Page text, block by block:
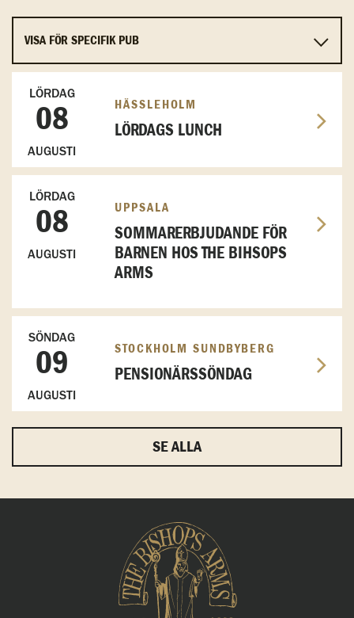
LÖRDAG
08
AUGUSTI
HÄSSLEHOLM
LÖRDAGS LUNCH
LÖRDAG
08
AUGUSTI
UPPSALA
SOMMARERBJUDANDE FÖR
BARNEN HOS THE BIHSOPS
ARMS
SÖNDAG
09
AUGUSTI
STOCKHOLM SUNDBYBERG
PENSIONÄRSSÖNDAG
SE ALLA